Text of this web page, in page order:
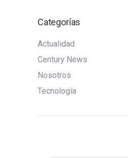
Categorías
Actualidad
Century News
Nosotros
Tecnología